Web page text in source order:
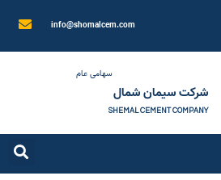
info@shomalcem.com
سهامی عام
شرکت سیمان شمال
SHEMAL CEMENT COMPANY